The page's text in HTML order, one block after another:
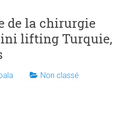
de la chirurgie
lifting Turquie,
Non classé